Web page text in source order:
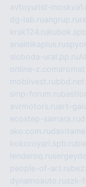
avtoyurist-
dg-lab.ruangrup.ru
krsk124.ru
analitikaplus.ru
sloboda-ural.pp.ru
online-z.com
mobilvest.ru
smp-forum.ru
avrmotors.ruart-
ecostep-samara.ru
sko.com.ru
kokoroyari.spb.ru
lenderoq.ru
people-of-art.ru
dynamoauto.ruszk-